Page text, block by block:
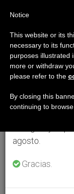
Aviso
Del 27 de
anual,
se generan
agosto.
Gracias.
Notice
This website or its
necessary to its
purposes illustrated
more or withdraw
please refer to the
By closing this
continuing to